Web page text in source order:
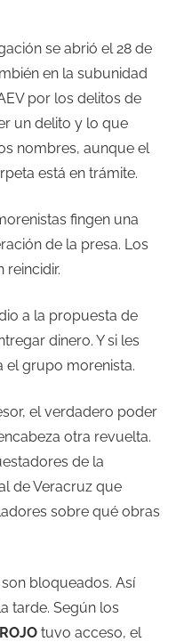
se abrió el 28 de
en la subunidad
por los delitos de
un delito y lo que
nombres, aunque el
está en trámite.
fingen una
de la presa. Los
reincidir.
a la propuesta de
dinero. Y si les
el grupo morenista.
el verdadero poder
otra revuelta.
de la
de Veracruz que
sobre qué obras
bloqueados. Así
tarde. Según los
tuvo acceso, el